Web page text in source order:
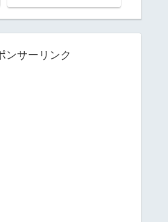
ンサーリンク